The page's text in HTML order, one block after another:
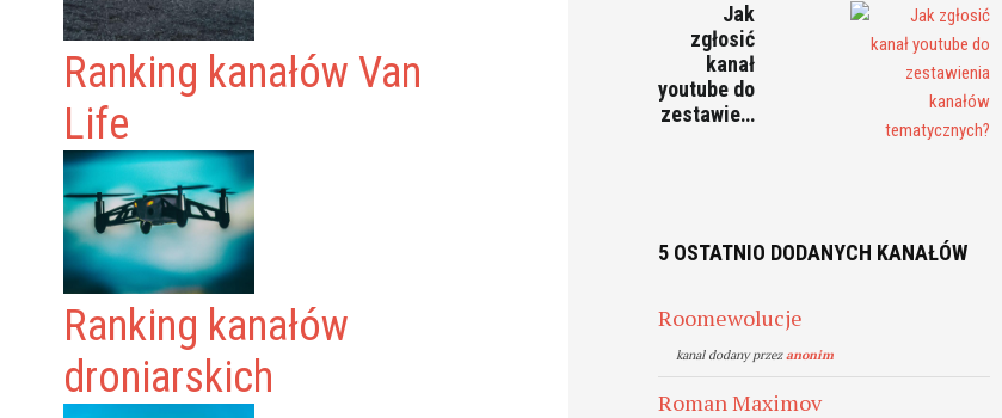
Ranking kanałów Van
Life
Ranking kanałów
droniarskich
Jak
zgłosić
kanał
youtube do
zestawie…
5 OSTATNIO DODANYCH KANAŁÓW
Roomewolucje
kanal dodany przezanonim
Roman Maximov